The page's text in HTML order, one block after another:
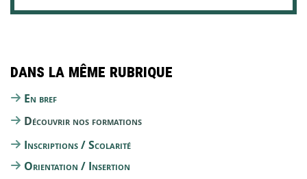
Dans la même rubrique
En bref
Découvrir nos formations
Inscriptions / Scolarité
Orientation / Insertion